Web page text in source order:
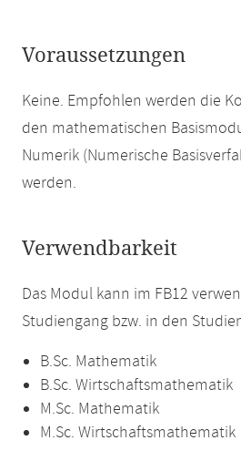
Voraussetzungen
Keine. Empfohlen werden die
den mathematischen
Numerik (Numerische
werden.
Verwendbarkeit
Das Modul kann im FB12
Studiengang bzw. in den
B.Sc. Mathematik
B.Sc. Wirtschaftsmathematik
M.Sc. Mathematik
M.Sc. Wirtschaftsmathematik